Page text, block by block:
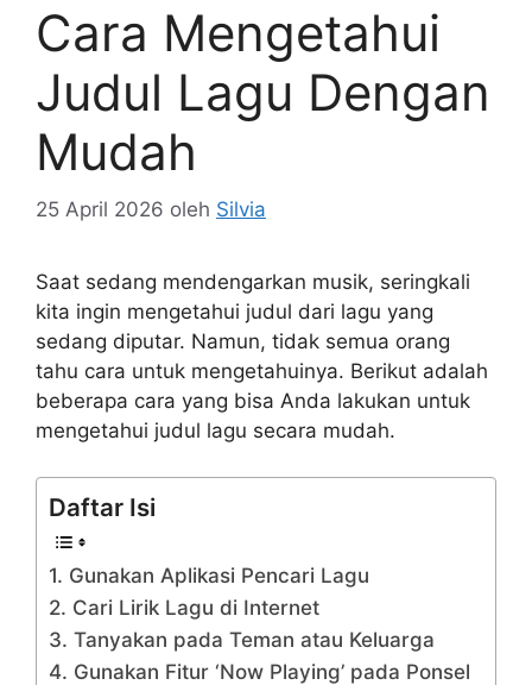
Cara Mengetahui
Judul Lagu Dengan
Mudah
25 April 2026 oleh Silvia
Saat sedang mendengarkan musik, seringkali
kita ingin mengetahui judul dari lagu yang
sedang diputar. Namun, tidak semua orang
tahu cara untuk mengetahuinya. Berikut adalah
beberapa cara yang bisa Anda lakukan untuk
mengetahui judul lagu secara mudah.
Daftar Isi
1. Gunakan Aplikasi Pencari Lagu
2. Cari Lirik Lagu di Internet
3. Tanyakan pada Teman atau Keluarga
4. Gunakan Fitur ‘Now Playing’ pada Ponsel